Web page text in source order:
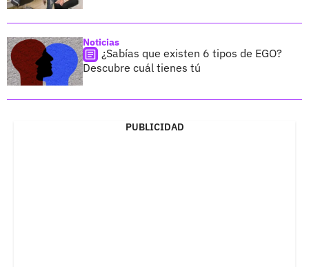
Noticias
¿Sabías que existen 6 tipos de EGO?
Descubre cuál tienes tú
PUBLICIDAD